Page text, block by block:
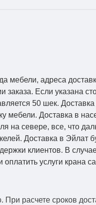
мебели, адреса
Если указана
50 шек. Доставка
мебели. Доставка в
на севере, все, что
Доставка в Эйлат
клиентов. В
услуги крана
При расчете сроков